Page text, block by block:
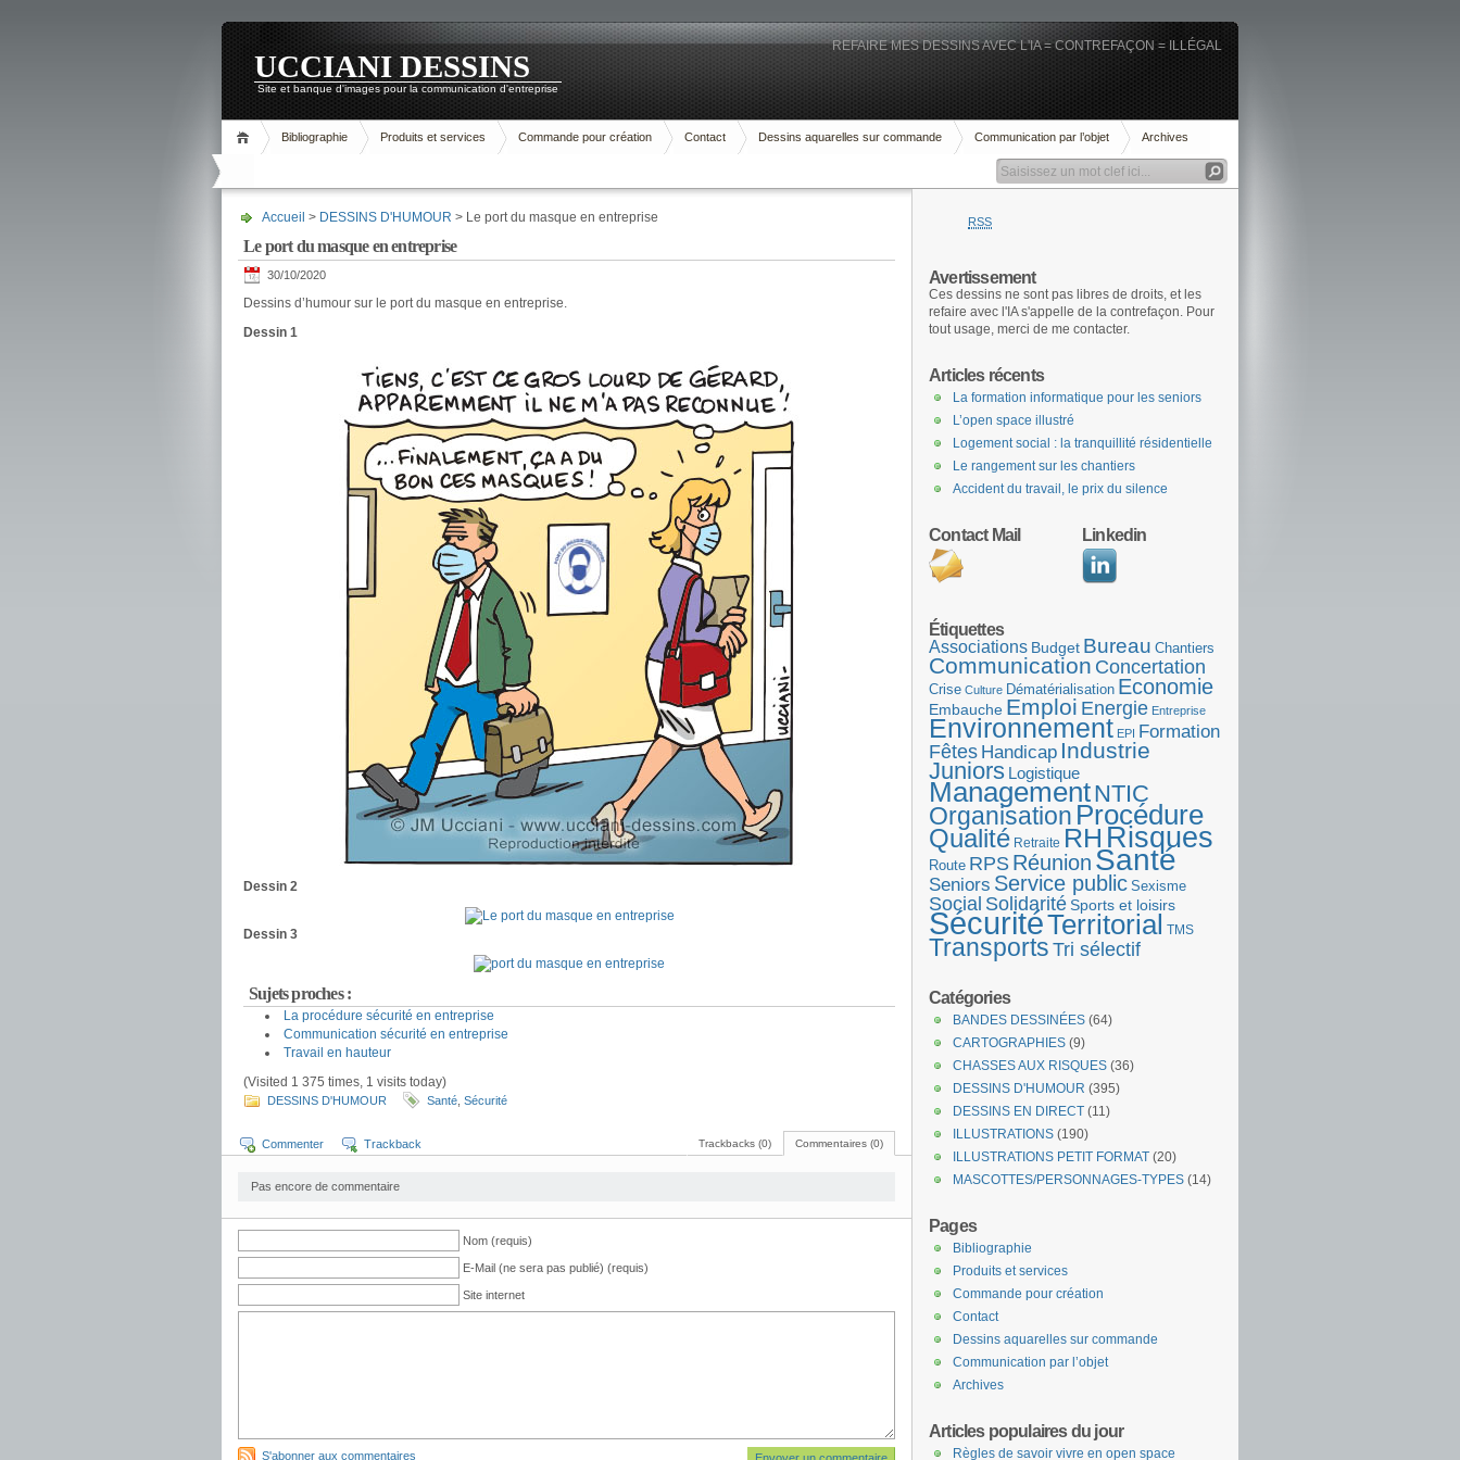
REFAIRE MES DESSINS AVEC L'IA = CONTREFAÇON = ILLÉGAL
UCCIANI DESSINS
Site et banque d'images pour la communication d'entreprise
Bibliographie Produits et services Commande pour création Contact Dessins aquarelles sur commande Communication par l’objet Archives
Accueil > DESSINS D'HUMOUR > Le port du masque en entreprise
Le port du masque en entreprise
30/10/2020
Dessins d’humour sur le port du masque en entreprise.
Dessin 1
Dessin 2
Dessin 3
Sujets proches :
La procédure sécurité en entreprise
Communication sécurité en entreprise
Travail en hauteur
(Visited 1 375 times, 1 visits today)
DESSINS D'HUMOUR Santé Sécurité
Commentaires (0)
Trackbacks (0)
Commenter Trackback
Pas encore de commentaire
Nom (requis)
E-Mail (ne sera pas publié) (requis)
Site internet
S'abonner aux commentaires
RSS
Avertissement
Ces dessins ne sont pas libres de droits, et les
refaire avec l'IA s'appelle de la contrefaçon. Pour
tout usage, merci de me contacter.
Articles récents
La formation informatique pour les seniors
L’open space illustré
Logement social : la tranquillité résidentielle
Le rangement sur les chantiers
Accident du travail, le prix du silence
Linkedin
Contact Mail
Étiquettes
Associations Budget Bureau Chantiers
Communication Concertation
Crise Culture Dématérialisation Economie
Embauche Emploi Energie Entreprise
Environnement EPI Formation
Fêtes Handicap Industrie
Juniors Logistique
ManagementNTIC
Organisation Procédure
Qualité Retraite RH Risques
Route RPS Réunion Santé
Seniors Service public Sexisme
Social SolidaritéSports et loisirs
SécuritéTerritorial TMS
TransportsTri sélectif
Catégories
BANDES DESSINÉES (64)
CARTOGRAPHIES (9)
CHASSES AUX RISQUES (36)
DESSINS D'HUMOUR (395)
DESSINS EN DIRECT (11)
ILLUSTRATIONS (190)
ILLUSTRATIONS PETIT FORMAT (20)
MASCOTTES/PERSONNAGES-TYPES (14)
Pages
Bibliographie
Produits et services
Commande pour création
Contact
Dessins aquarelles sur commande
Communication par l’objet
Archives
Articles populaires du jour
Règles de savoir vivre en open space